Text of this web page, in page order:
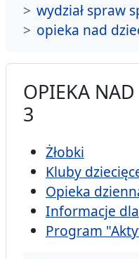
wydział spraw
opieka nad
OPIEKA
3
Żłobki
Kluby
Opieka
Informacje
Program